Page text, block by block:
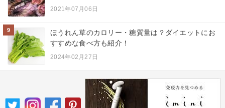
2021年07月06日
9
ほうれん草のカロリー・糖質量は？ダイエットにお
すすめな食べ方も紹介！
2024年02月27日